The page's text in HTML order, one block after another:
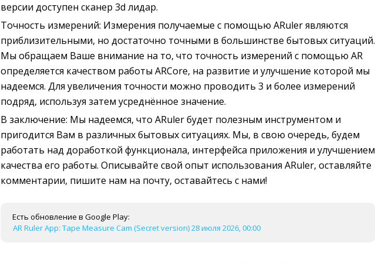
версии доступен сканер 3d лидар.
Точность измерений: Измерения получаемые с помощью ARuler являются
приблизительными, но достаточно точными в большинстве бытовых ситуаций.
Мы обращаем Ваше внимание на то, что точность измерений с помощью AR
определяется качеством работы ARCore, на развитие и улучшение которой мы
надеемся. Для увеличения точности можно проводить 3 и более измерений
подряд, используя затем усреднённое значение.
В заключение: Мы надеемся, что ARuler будет полезным инструментом и
пригодится Вам в различных бытовых ситуациях. Мы, в свою очередь, будем
работать над доработкой функционала, интерфейса приложения и улучшением
качества его работы. Описывайте свой опыт использования ARuler, оставляйте
комментарии, пишите нам на почту, оставайтесь с нами!
Есть обновление в Google Play:
AR Ruler App: Tape Measure Cam (Secret version) 28 июля 2026, 00:00